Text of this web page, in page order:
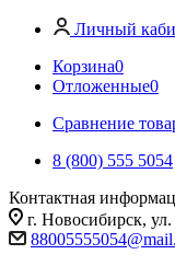
Личный
Корзина0
Отложенные0
Сравнение
8 (800) 555 5054
Контактная
г. Новосибирск,